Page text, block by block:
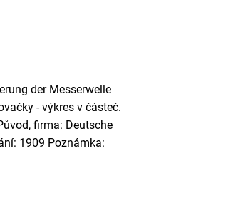
der Messerwelle
- výkres v částeč.
firma: Deutsche
1909 Poznámka: